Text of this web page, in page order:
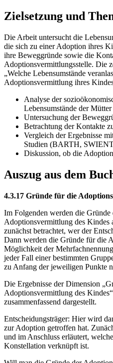
Zielsetzung und
Die Arbeit untersucht die
die sich zu einer Adoption ihres
ihre Beweggründe sowie die
Adoptionsvermittlungsstelle. Die
„Welche Lebensumstände
Adoptionsvermittlung ihres
Analyse der
Lebensumstände der Mütter
Untersuchung der
Betrachtung der Kontakte
Vergleich der Ergebnisse
Studien (BARTH,
Diskussion, ob die
Auszug aus dem
4.3.17 Gründe für die
Im Folgenden werden die
Adoptionsvermittlung des Kindes
zunächst betrachtet, wer der
Dann werden die Gründe für die
Möglichkeit der
jeder Fall einer bestimmten
zu Anfang der jeweiligen Punkte
Die Ergebnisse der Dimension
Adoptionsvermittlung des
zusammenfassend dargestellt.
Entscheidungsträger: Hier wird
zur Adoption getroffen hat.
und im Anschluss erläutert,
Konstellation verknüpft ist.